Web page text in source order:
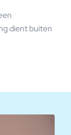
dient buiten